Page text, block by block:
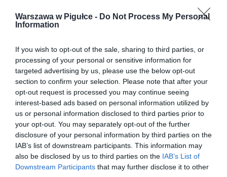
Warszawa w Pigułce - Do Not Process My Personal
Information
If you wish to opt-out of the sale, sharing to third parties, or
processing of your personal or sensitive information for
targeted advertising by us, please use the below opt-out
section to confirm your selection. Please note that after your
opt-out request is processed you may continue seeing
interest-based ads based on personal information utilized by
us or personal information disclosed to third parties prior to
your opt-out. You may separately opt-out of the further
disclosure of your personal information by third parties on the
IAB’s list of downstream participants. This information may
also be disclosed by us to third parties on the IAB’s List of
Downstream Participants that may further disclose it to other